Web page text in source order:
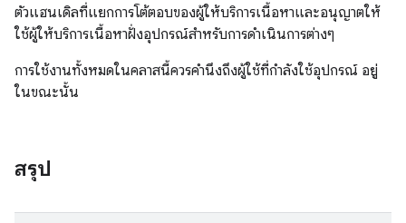
ตัวแฮนเดิลที่แยกการโต้ตอบของผู้ให้บริการเนื้อหาและอนุญาตให้
ใช้ผู้ให้บริการเนื้อหาฝั่งอุปกรณ์สำหรับการดำเนินการต่างๆ
การใช้งานทั้งหมดในคลาสนี้ควรคำนึงถึงผู้ใช้ที่กำลังใช้อุปกรณ์ อยู่
ในขณะนั้น
สรุป